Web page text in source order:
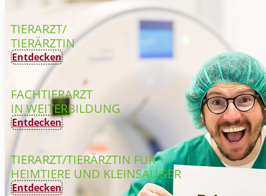
TIERARZT/
TIERÄRZTIN
Entdecken
FACHTIERARZT
IN WEITERBILDUNG
Entdecken
TIERARZT/TIERÄRZTIN FÜR
HEIMTIERE UND KLEINSÄUGER
Entdecken